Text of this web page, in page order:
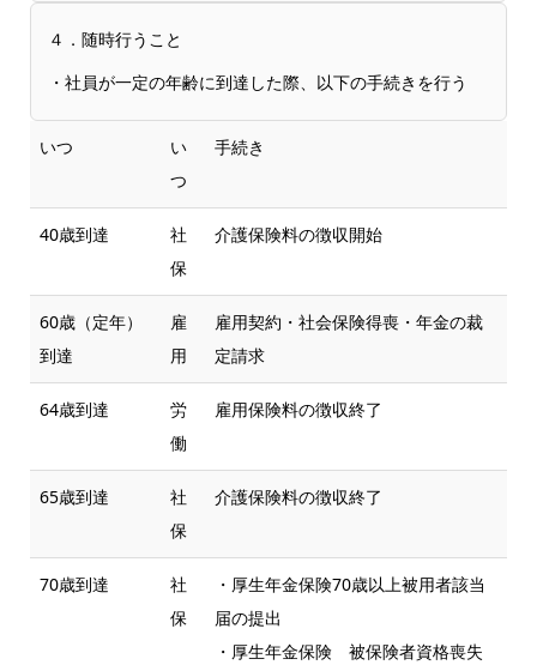
４．随時行うこと
・社員が一定の年齢に到達した際、以下の手続きを行う
いつ
い
つ
手続き
40歳到達
社
保
介護保険料の徴収開始
60歳（定年）
到達
雇
用
雇用契約・社会保険得喪・年金の裁
定請求
64歳到達
労
働
雇用保険料の徴収終了
65歳到達
社
保
介護保険料の徴収終了
70歳到達
社
保
・厚生年金保険70歳以上被用者該当
届の提出
・厚生年金保険 被保険者資格喪失